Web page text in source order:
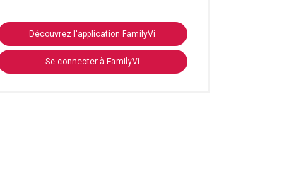
Découvrez l'application FamilyVi
Se connecter à FamilyVi